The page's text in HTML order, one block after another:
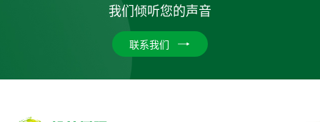
我们倾听您的声音
联系我们